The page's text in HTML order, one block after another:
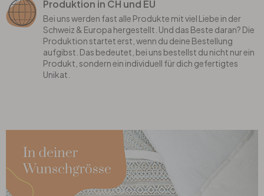
Produktion in CH und EU
Bei uns werden fast alle Produkte mit viel Liebe in der
Schweiz & Europa hergestellt. Und das Beste daran? Die
Produktion startet erst, wenn du deine Bestellung
aufgibst. Das bedeutet, bei uns bestellst du nicht nur ein
Produkt, sondern ein individuell für dich gefertigtes
Unikat.